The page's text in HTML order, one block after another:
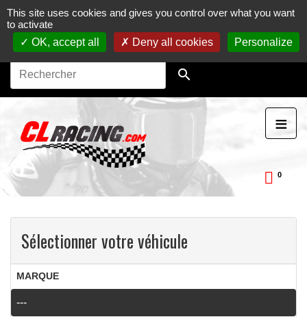
Journées, stages et baptêmes moto sur circuit.Vente en
ligne de pièces détachées moto.
préparation moto

≡
0
Sélectionner votre véhicule
MARQUE
This site uses cookies and gives you control over what you want
to activate
OK, accept all
Deny all cookies Personalize